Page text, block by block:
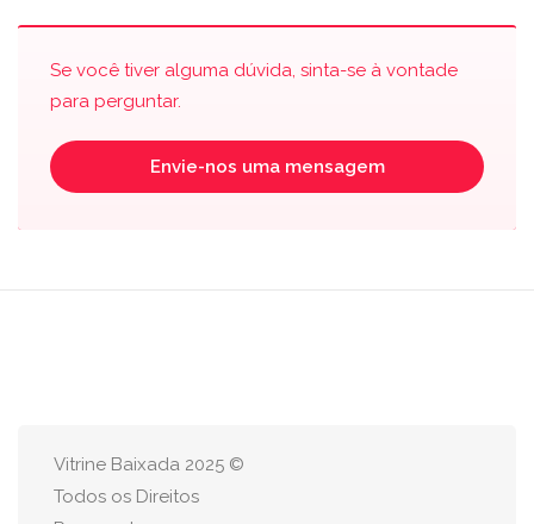
Se você tiver alguma dúvida, sinta-se à vontade
para perguntar.
Envie-nos uma mensagem
Vitrine Baixada 2025 ©
Todos os Direitos